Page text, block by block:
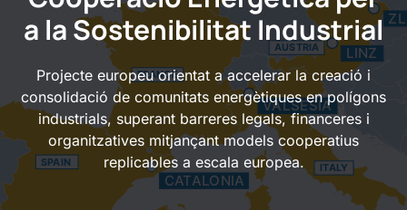
a la Sostenibilitat Industrial
Projecte europeu orientat a accelerar la creació i
consolidació de comunitats energètiques en polígons
industrials, superant barreres legals, financeres i
organitzatives mitjançant models cooperatius
replicables a escala europea.